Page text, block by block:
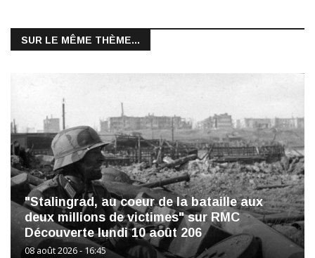
SUR LE MÊME THÈME...
"Stalingrad, au coeur de la bataille aux
deux millions de victimes" sur RMC
Découverte lundi 10 août 206
08 août 2026 - 16:45